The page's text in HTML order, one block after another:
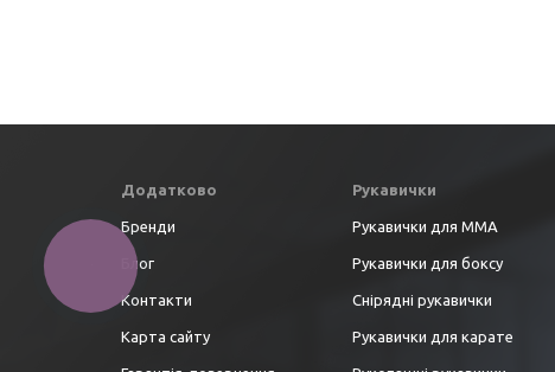
Додатково
Бренди
Блог
Контакти
Карта сайту
Рукавички
Рукавички для ММА
Рукавички для боксу
Снірядні рукавички
Рукавички для карате